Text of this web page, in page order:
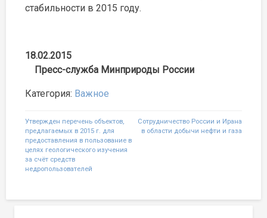
стабильности в 2015 году.
18.02.2015
Пресс-служба Минприроды России
Категория: Важное
Навигация
по
записям
Утвержден перечень объектов,
предлагаемых в 2015 г. для
предоставления в пользование в
целях геологического изучения
за счёт средств
недропользователей
Сотрудничество России и Ирана
в области добычи нефти и газа